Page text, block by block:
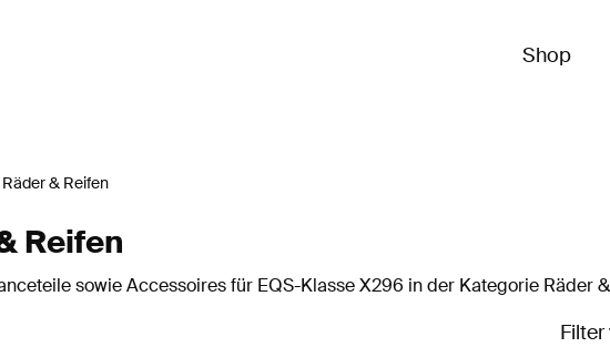
Shop
Räder & Reifen
Reifen
sowie Accessoires für EQS-Klasse X296 in der Kategorie Räder